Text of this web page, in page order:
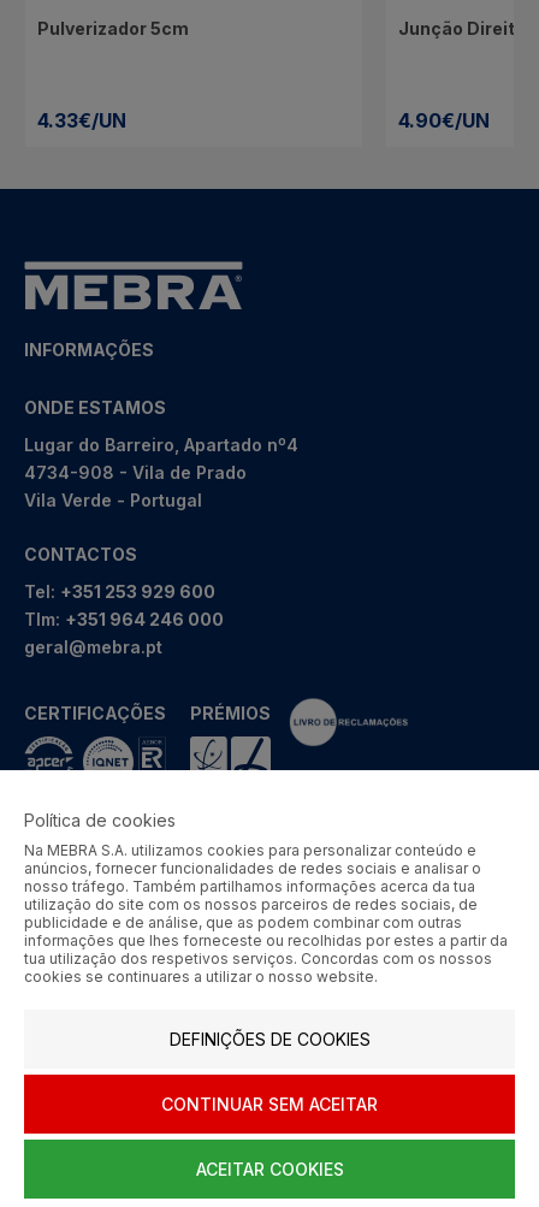
Pulverizador 5cm
4.33€/UN
Junção Direita
4.90€/UN
INFORMAÇÕES
ONDE ESTAMOS
Lugar do Barreiro, Apartado nº4
4734-908 - Vila de Prado
Vila Verde - Portugal
CONTACTOS
Tel: +351 253 929 600
Tlm: +351 964 246 000
geral@mebra.pt
CERTIFICAÇÕES PRÉMIOS
MEBRA - Comércio por Grosso de Metais e Acessórios de Braga
S.A. © 2026 Todos os direitos reservados.
Aos preços apresentados acresce IVA à taxa em vigor.
SIGA-NOS
HOME AJUDA MENU CARRINHO CONTA
Política de cookies
Na MEBRA S.A. utilizamos cookies para personalizar conteúdo e
anúncios, fornecer funcionalidades de redes sociais e analisar o
nosso tráfego. Também partilhamos informações acerca da tua
utilização do site com os nossos parceiros de redes sociais, de
publicidade e de análise, que as podem combinar com outras
informações que lhes forneceste ou recolhidas por estes a partir da
tua utilização dos respetivos serviços. Concordas com os nossos
cookies se continuares a utilizar o nosso website.
DEFINIÇÕES DE COOKIES
CONTINUAR SEM ACEITAR
ACEITAR COOKIES